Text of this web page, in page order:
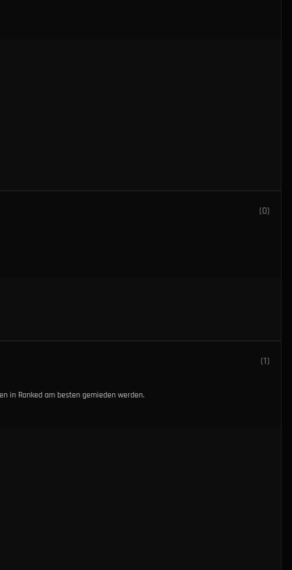
(0)
(1)
in Ranked am besten gemieden werden.